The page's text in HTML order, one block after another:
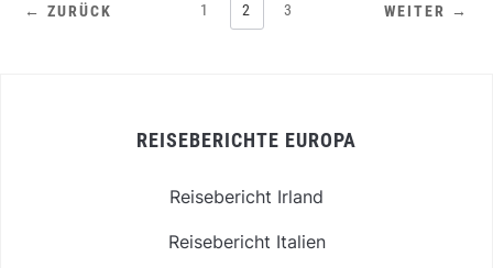
← ZURÜCK 1 2 3 WEITER →
REISEBERICHTE EUROPA
Reisebericht Irland
Reisebericht Italien